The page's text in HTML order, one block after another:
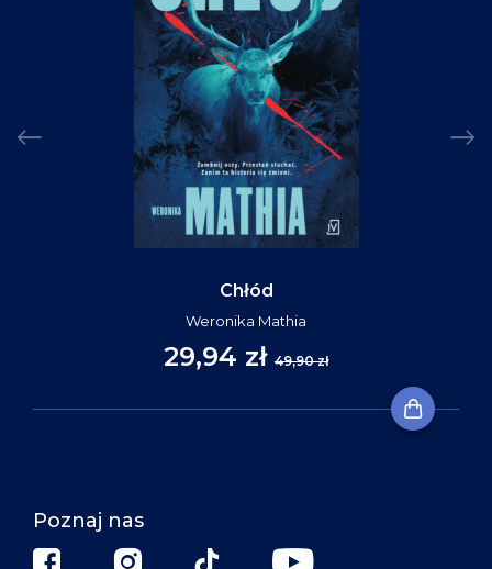
Chłód
Weronika Mathia
29,94 zł 49,90 zł
Poznaj nas